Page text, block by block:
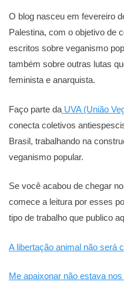
O blog nasceu em fevereiro
Palestina, com o objetivo de
escritos sobre veganismo
também sobre outras lutas
feminista e anarquista.
Faço parte da UVA (União
conecta coletivos
Brasil, trabalhando na
veganismo popular.
Se você acabou de chegar
comece a leitura por esses
tipo de trabalho que publico
A libertação animal não será
Me apaixonar não estava